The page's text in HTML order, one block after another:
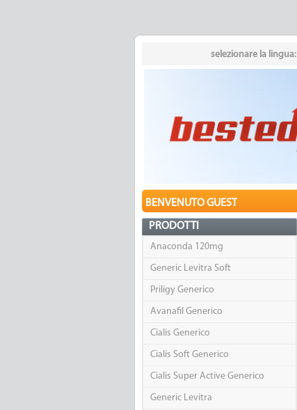
selezionare la lingua:
BENVENUTO GUEST
PRODOTTI
Anaconda 120mg
Generic Levitra Soft
Priligy Generico
Avanafil Generico
Cialis Generico
Cialis Soft Generico
Cialis Super Active Generico
Generic Levitra